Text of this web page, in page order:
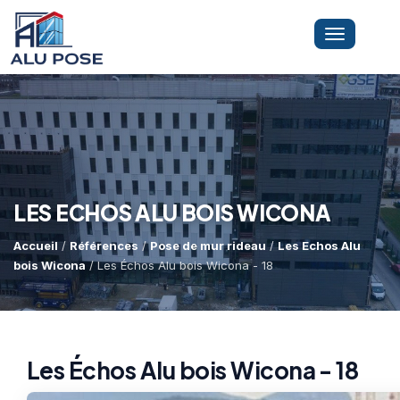
LA SOCIÉTÉ
PRESTATIONS
Dépannage Vitrages
Vitrine Magasin
Recherche De Fuite
MINI-GRUE ARAIGNÉE
Accès Difficiles
Toggle
LES ECHOS ALU BOIS WICONA
Accueil/ Références /Pose de mur rideau/Les Echos Alu
bois Wicona/ Les Échos Alu bois Wicona - 18
Les Échos Alu bois Wicona - 18